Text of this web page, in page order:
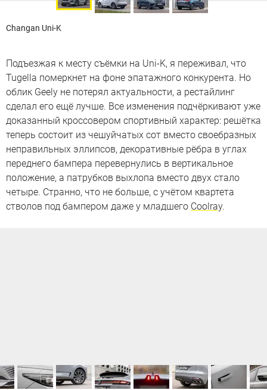
Changan Uni-K
Подъезжая к месту съёмки на Uni-K, я переживал, что
Tugella померкнет на фоне эпатажного конкурента. Но
облик Geely не потерял актуальности, а рестайлинг
сделал его ещё лучше. Все изменения подчёркивают уже
доказанный кроссовером спортивный характер: решётка
теперь состоит из чешуйчатых сот вместо своебразных
неправильных эллипсов, декоративные рёбра в углах
переднего бампера перевернулись в вертикальное
положение, а патрубков выхлопа вместо двух стало
четыре. Странно, что не больше, с учётом квартета
стволов под бампером даже у младшего Coolray.